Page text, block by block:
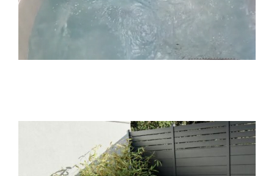
3 HP (haute performance), il
délivre une pression d’eau vigoureuse et constante
à travers ses 29 jets.